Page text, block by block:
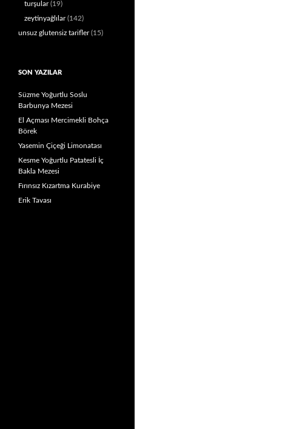
turşular(19)
zeytinyağlılar(142)
unsuz glutensiz tarifler(15)
SON YAZILAR
Süzme Yoğurtlu Soslu
Barbunya Mezesi
El Açması Mercimekli Bohça
Börek
Yasemin Çiçeği Limonatası
Kesme Yoğurtlu Patatesli İç
Bakla Mezesi
Fırınsız Kızartma Kurabiye
Erik Tavası